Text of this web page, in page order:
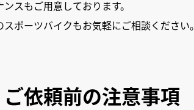
スもご用意しております。
ポーツバイクもお気軽にご相談ください。
ご依頼前の注意事項